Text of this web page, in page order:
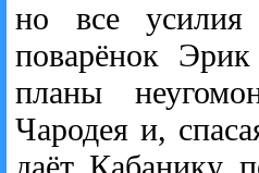
но все
поварёнок
планы
Чародея и,